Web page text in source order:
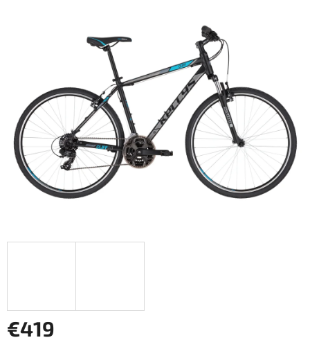
€419